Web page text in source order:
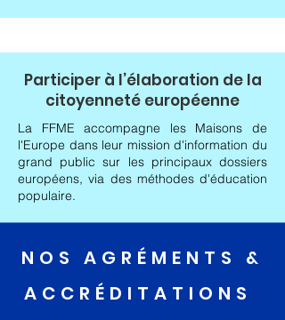
Participer à l’élaboration de la
citoyenneté européenne
La FFME accompagne les Maisons de
l'Europe dans leur mission d'information du
grand public sur les principaux dossiers
européens, via des méthodes d'éducation
populaire.
NOS AGRÉMENTS &
ACCRÉDITATIONS